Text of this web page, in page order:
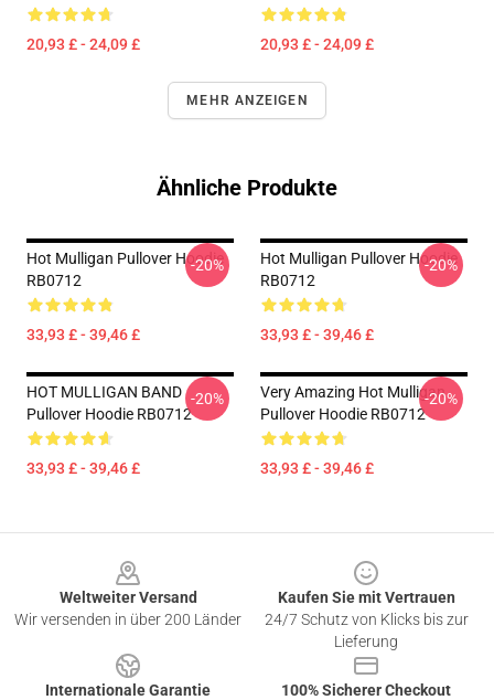
20,93 £ - 24,09 £ 20,93 £ - 24,09 £
MEHR ANZEIGEN
Ähnliche Produkte
Hot Mulligan Pullover Hoodie
RB0712
33,93 £ - 39,46 £
-20%
Hot Mulligan Pullover Hoodie
RB0712
33,93 £ - 39,46 £
-20%
HOT MULLIGAN BAND
Pullover Hoodie RB0712
33,93 £ - 39,46 £
-20%
Very Amazing Hot Mulligan
Pullover Hoodie RB0712
33,93 £ - 39,46 £
-20%
Weltweiter Versand
Wir versenden in über 200 Länder
Kaufen Sie mit Vertrauen
24/7 Schutz von Klicks bis zur
Lieferung
Internationale Garantie
100% Sicherer Checkout